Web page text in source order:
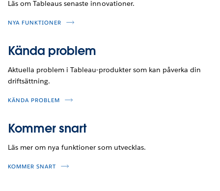
Läs om Tableaus senaste innovationer.
NYA FUNKTIONER
Kända problem
Aktuella problem i Tableau-produkter som kan påverka din
driftsättning.
KÄNDA PROBLEM
Kommer snart
Läs mer om nya funktioner som utvecklas.
KOMMER SNART